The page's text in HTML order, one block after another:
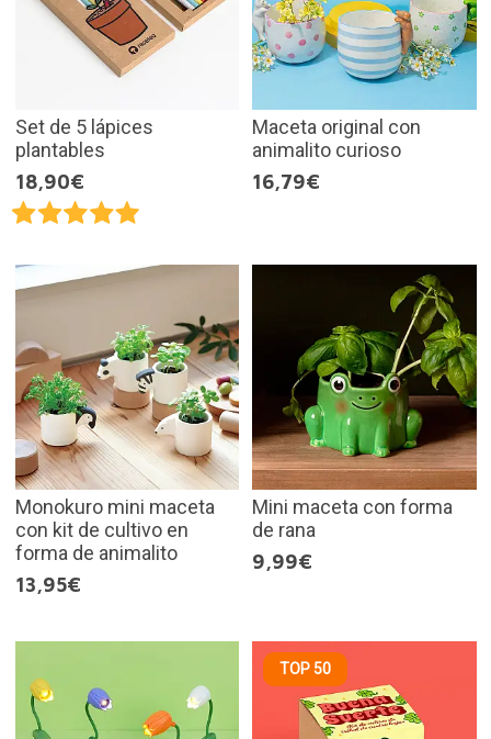
Set de 5 lápices
plantables
18,90€
Maceta original con
animalito curioso
16,79€
Monokuro mini maceta
con kit de cultivo en
forma de animalito
13,95€
Mini maceta con forma
de rana
9,99€
TOP 50